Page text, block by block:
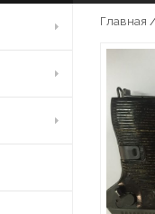
Главная